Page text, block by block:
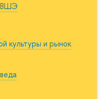
ВШЭ
культуры и рынок